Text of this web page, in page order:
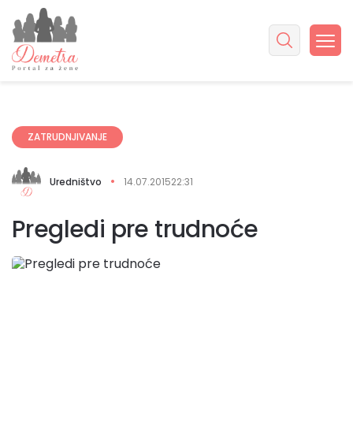
ZATRUDNJIVANJE
Uredništvo 14.07.201522:31
Pregledi pre trudnoće